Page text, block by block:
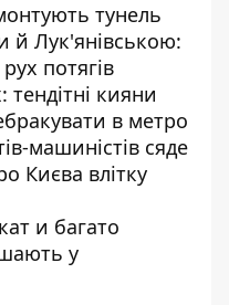
тунель
й Лук'янівською:
потягів
тендітні кияни
в метро
машиністів сяде
Києва влітку
и багато
у